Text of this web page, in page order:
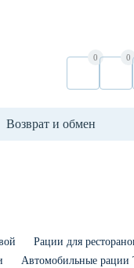
0 0
Возврат и обмен
Рации для
Автомобильные рации